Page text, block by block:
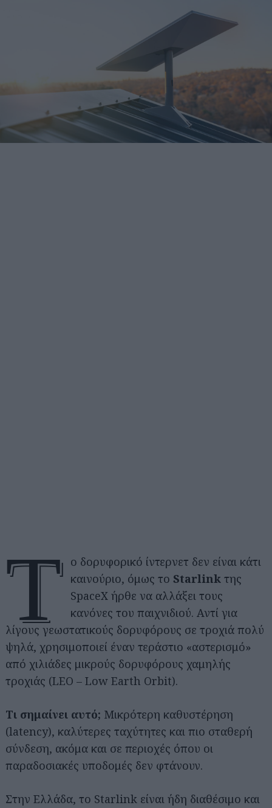
Τ
ο δορυφορικό ίντερνετ δεν είναι κάτι
καινούριο, όμως τοStarlink της
SpaceX ήρθε να αλλάξει τους
κανόνες του παιχνιδιού. Αντί για
λίγους γεωστατικούς δορυφόρους σε τροχιά πολύ
ψηλά, χρησιμοποιεί έναν τεράστιο «αστερισμό»
από χιλιάδες μικρούς δορυφόρους χαμηλής
τροχιάς (LEO – Low Earth Orbit).
Τι σημαίνει αυτό; Μικρότερη καθυστέρηση
(latency), καλύτερες ταχύτητες και πιο σταθερή
σύνδεση, ακόμα και σε περιοχές όπου οι
παραδοσιακές υποδομές δεν φτάνουν.
Στην Ελλάδα, το Starlink είναι ήδη διαθέσιμο και